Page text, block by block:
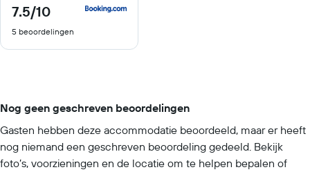
7.5/10
7.5
10
5 beoordelingen
Nog geen geschreven beoordelingen
Gasten hebben deze accommodatie beoordeeld, maar er heeft
nog niemand een geschreven beoordeling gedeeld. Bekijk
foto’s, voorzieningen en de locatie om te helpen bepalen of